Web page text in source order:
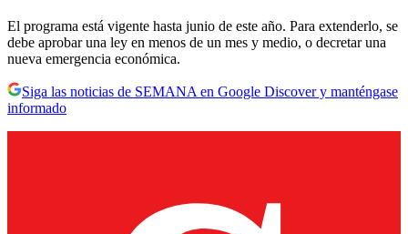
El programa está vigente hasta junio de este año. Para extenderlo, se
debe aprobar una ley en menos de un mes y medio, o decretar una
nueva emergencia económica.
Siga las noticias de SEMANA en Google Discover y manténgase
informado